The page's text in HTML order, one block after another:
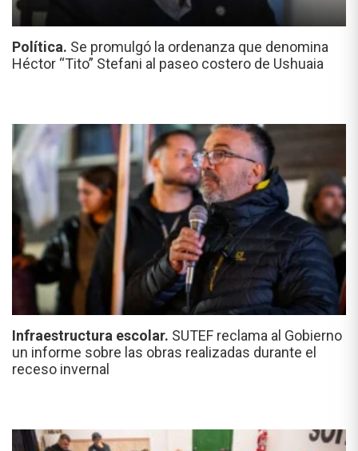
Política. Se promulgó la ordenanza que denomina
Héctor “Tito” Stefani al paseo costero de Ushuaia
Infraestructura escolar. SUTEF reclama al Gobierno
un informe sobre las obras realizadas durante el
receso invernal